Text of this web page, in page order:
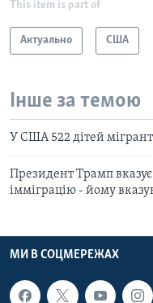
This item is part of
Актуально США
Інше за темою
У США 522 дітей
Президент Трамп
імміграцію - йому
МИ В СОЦМЕРЕЖАХ